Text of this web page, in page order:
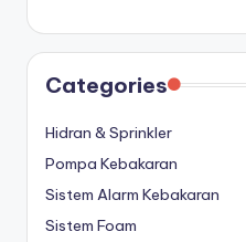
Categories
Hidran & Sprinkler
Pompa Kebakaran
Sistem Alarm Kebakaran
Sistem Foam